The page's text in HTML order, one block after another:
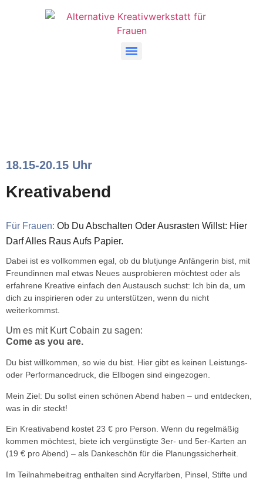
18.15-20.15 Uhr
Kreativabend
Für Frauen: Ob Du Abschalten Oder Ausrasten Willst: Hier
Darf Alles Raus Aufs Papier.
Dabei ist es vollkommen egal, ob du blutjunge Anfängerin bist, mit
Freundinnen mal etwas Neues ausprobieren möchtest oder als
erfahrene Kreative einfach den Austausch suchst: Ich bin da, um
dich zu inspirieren oder zu unterstützen, wenn du nicht
weiterkommst.
Um es mit Kurt Cobain zu sagen:
Come as you are.
Du bist willkommen, so wie du bist. Hier gibt es keinen Leistungs-
oder Performancedruck, die Ellbogen sind eingezogen.
Mein Ziel: Du sollst einen schönen Abend haben – und entdecken,
was in dir steckt!
Ein Kreativabend kostet 23 € pro Person . Wenn du regelmäßig
kommen möchtest, biete ich vergünstigte 3er- und 5er-Karten an
(19 € pro Abend) – als Dankeschön für die Planungssicherheit.
Im Teilnahmebeitrag enthalten sind Acrylfarben, Pinsel, Stifte und